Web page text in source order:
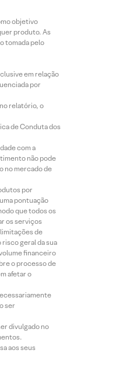
objetivo
produto. As
tomada pelo
em relação
por
relatório, o
de Conduta dos
com a
não pode
no mercado de
por
pontuação
que todos os
os serviços
de
geral da sua
financeiro
o processo de
afetar o
ser
divulgado no
aos seus